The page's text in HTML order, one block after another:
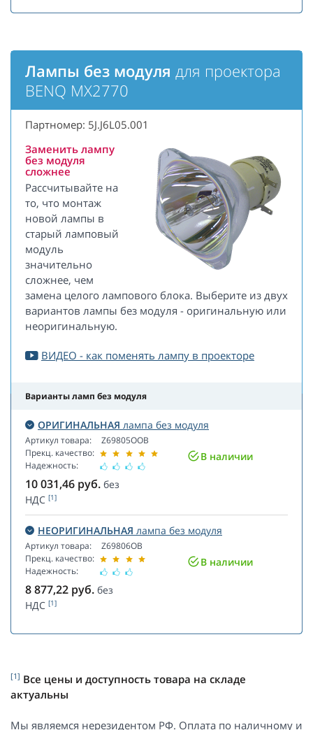
Лампы без модуля для проектора
BENQ MX2770
Партномер: 5J.J6L05.001
Заменить лампу
без модуля
сложнее
Рассчитывайте на
то, что монтаж
новой лампы в
старый ламповый
модуль
значительно
сложнее, чем
замена целого лампового блока. Выберите из двух
вариантов лампы без модуля - оригинальную или
неоригинальную.
ВИДЕО - как поменять лампу в проекторе
Варианты ламп без модуля
ОРИГИНАЛЬНАЯ лампа без модуля
Артикул товара:
Прекц. качество:
Надежность:
Z69805OOB
В наличии
10 031,46 руб. без
НДС [1]
НЕОРИГИНАЛЬНАЯ лампа без модуля
Артикул товара:
Прекц. качество:
Надежность:
Z69806OB
В наличии
8 877,22 руб. без
НДС [1]
[1] Все цены и доступность товара на складе
актуальны
Мы являемся нерезидентом РФ. Оплата по наличному и